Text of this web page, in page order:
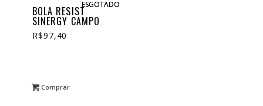
BOLA RESIST
SINERGY CAMPO
ESGOTADO
R$97,40
ESGOTADO
Comprar
CAMISETAS